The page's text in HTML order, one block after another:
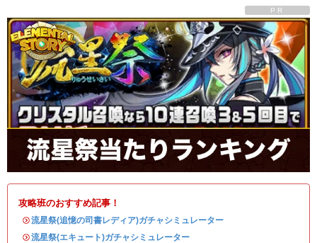
PR
攻略班のおすすめ記事！
・流星祭(追憶の司書レディア)ガチャシミュレーター
・流星祭(エキュート)ガチャシミュレーター